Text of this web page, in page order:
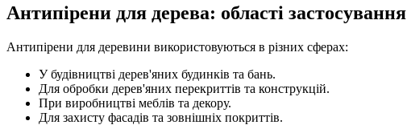
Антипірени для дерева: області застосування
Антипірени для деревини використовуються в різних сферах:
У будівництві дерев'яних будинків та бань.
Для обробки дерев'яних перекриттів та конструкцій.
При виробництві меблів та декору.
Для захисту фасадів та зовнішніх покриттів.